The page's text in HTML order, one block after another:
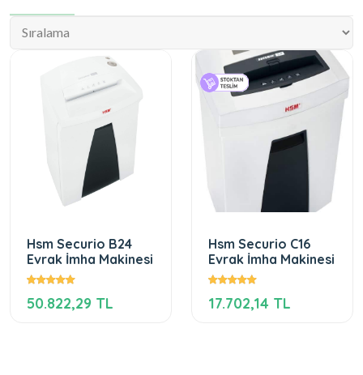
Hsm Securio B24
Evrak İmha Makinesi
50.822,29 TL
Hsm Securio C16
Evrak İmha Makinesi
17.702,14 TL